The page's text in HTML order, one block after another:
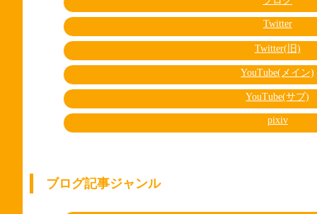
Twitter
Twitter(旧)
YouTube(メイン)
YouTube(サブ)
pixiv
ブログ記事ジャンル